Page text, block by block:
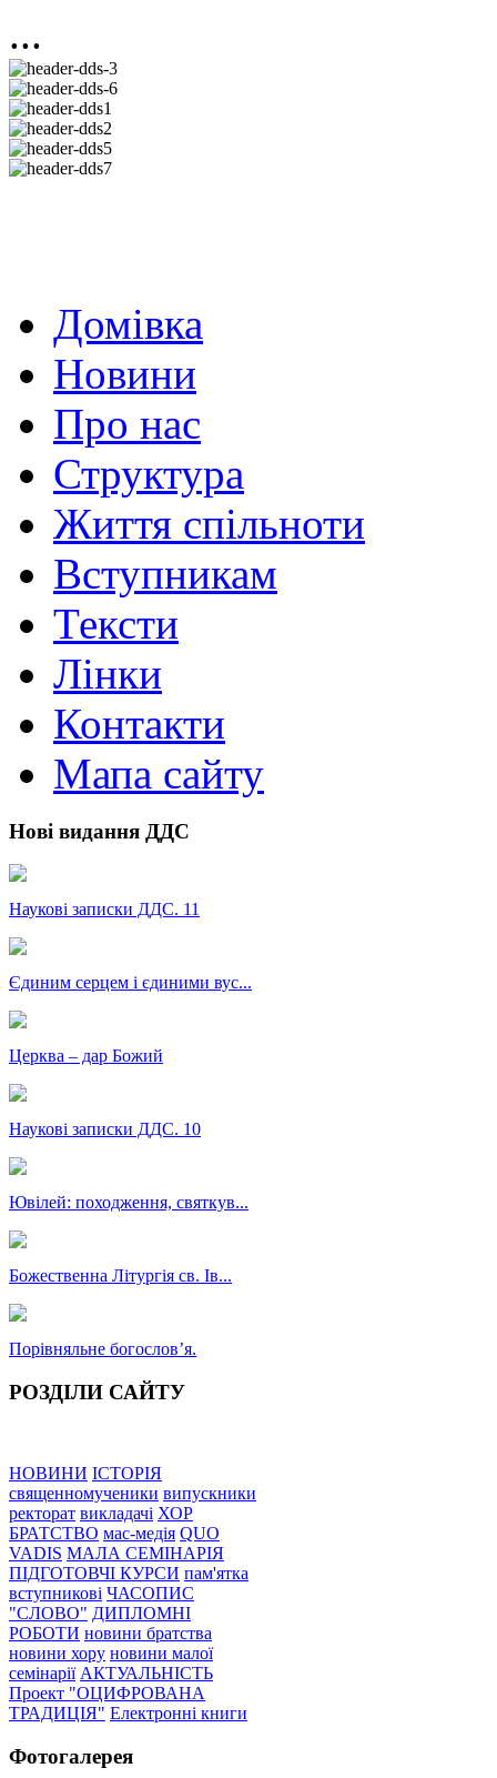
...
Домівка
Новини
Про нас
Структура
Життя спільноти
Вступникам
Тексти
Лінки
Контакти
Мапа сайту
Нові видання ДДС
Наукові записки ДДС. 11
Єдиним серцем і єдиними вус...
Церква – дар Божий
Наукові записки ДДС. 10
Ювілей: походження, святкув...
Божественна Літургія св. Ів...
Порівняльне богословʼя.
РОЗДІЛИ САЙТУ
НОВИНИ ІСТОРІЯ
священномученики випускники
ректорат викладачі ХОР
БРАТСТВО мас-медія QUO
VADIS МАЛА СЕМІНАРІЯ
ПІДГОТОВЧІ КУРСИ пам'ятка
вступникові ЧАСОПИС
"СЛОВО" ДИПЛОМНІ
РОБОТИ новини братства
новини хору новини малої
семінарії АКТУАЛЬНІСТЬ
Проект "ОЦИФРОВАНА
ТРАДИЦІЯ" Електронні книги
Фотогалерея